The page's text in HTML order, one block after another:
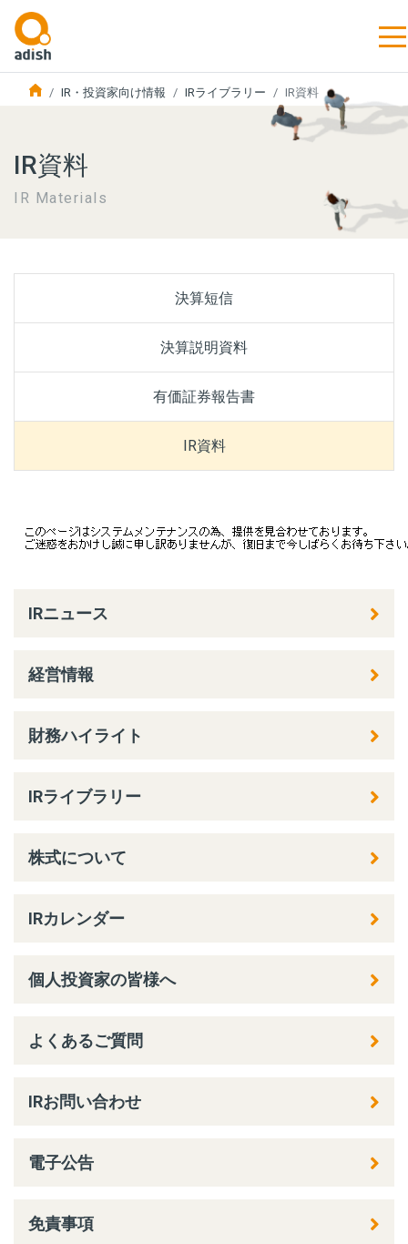
IR・投資家向け情報 IRライブラリー IR資料
IR資料
IR Materials
決算短信
決算説明資料
有価証券報告書
IR資料
IRニュース
経営情報
財務ハイライト
IRライブラリー
株式について
IRカレンダー
個人投資家の皆様へ
よくあるご質問
IRお問い合わせ
電子公告
免責事項